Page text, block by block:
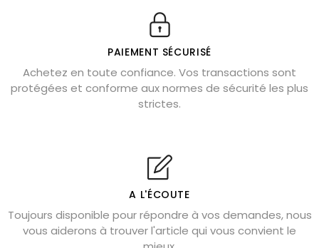
Véritable citrine naturelle non chauffée
Où placer la citrine dans la maison
Cornaline : propriétés magiques
Capricorne : quelles pierres choisir
Shungite : purification et protection
Bagues en labradorite argent 925
Lapis lazuli : propriétés et précautions
PAIEMENT SÉCURISÉ
Achetez en toute confiance. Vos transactions sont
protégées et conforme aux normes de sécurité les plus
strictes.
A L'ÉCOUTE
Toujours disponible pour répondre à vos demandes, nous
vous aiderons à trouver l'article qui vous convient le